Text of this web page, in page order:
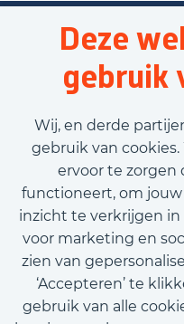
Deze
gebruik
Wij, en derde
gebruik van
ervoor te zorgen
functioneert, om
inzicht te verkrijgen in
voor marketing en
zien van
‘Accepteren’ te
gebruik van alle